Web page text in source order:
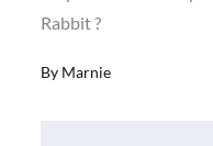
Rabbit ?
By Marnie